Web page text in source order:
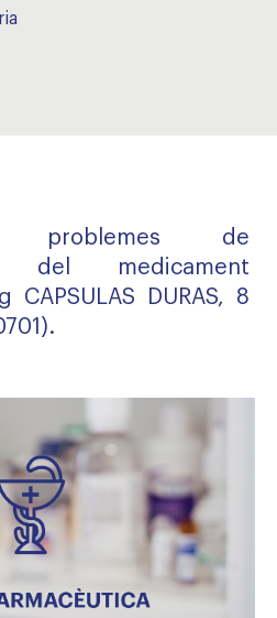
problemes de
del medicament
CAPSULAS DURAS, 8